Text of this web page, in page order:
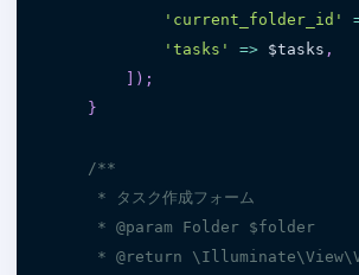
'current_folder_id'
'tasks'
=> $tasks ,
] ) ;
}
/**
     * タスク作成フォーム
     * @param Folder $folder
* @return